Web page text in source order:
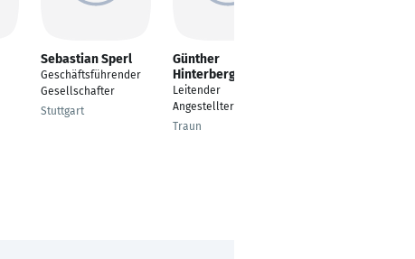
Sebastian Sperl
Geschäftsführender
Gesellschafter
Stuttgart
Günther
Hinterberger
Leitender
Angestellter
Traun